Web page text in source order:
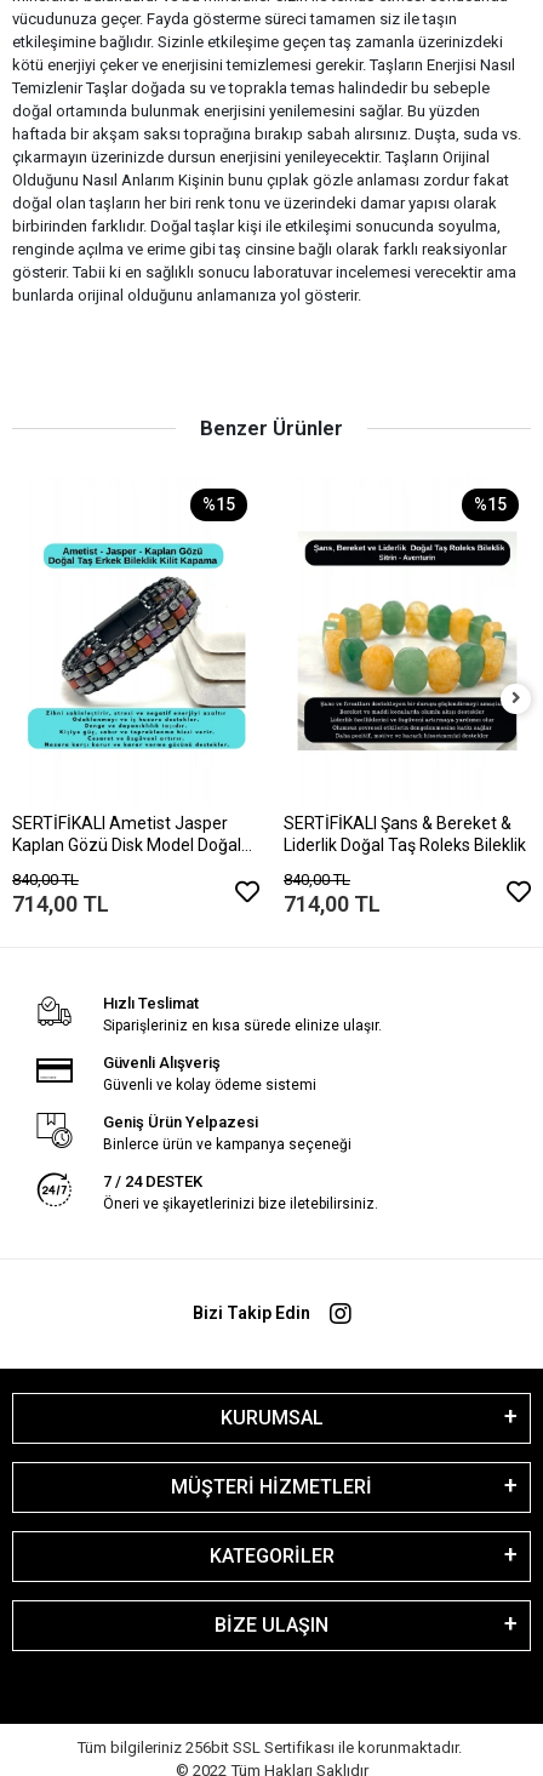
vücudunuza geçer. Fayda gösterme süreci tamamen siz ile taşın
etkileşimine bağlıdır. Sizinle etkileşime geçen taş zamanla üzerinizdeki
kötü enerjiyi çeker ve enerjisini temizlemesi gerekir. Taşların Enerjisi Nasıl
Temizlenir Taşlar doğada su ve toprakla temas halindedir bu sebeple
doğal ortamında bulunmak enerjisini yenilemesini sağlar. Bu yüzden
haftada bir akşam saksı toprağına bırakıp sabah alırsınız. Duşta, suda vs.
çıkarmayın üzerinizde dursun enerjisini yenileyecektir. Taşların Orijinal
Olduğunu Nasıl Anlarım Kişinin bunu çıplak gözle anlaması zordur fakat
doğal olan taşların her biri renk tonu ve üzerindeki damar yapısı olarak
birbirinden farklıdır. Doğal taşlar kişi ile etkileşimi sonucunda soyulma,
renginde açılma ve erime gibi taş cinsine bağlı olarak farklı reaksiyonlar
gösterir. Tabii ki en sağlıklı sonucu laboratuvar incelemesi verecektir ama
bunlarda orijinal olduğunu anlamanıza yol gösterir.
Benzer Ürünler
%15
SERTİFİKALI Ametist Jasper
Kaplan Gözü Disk Model Doğal
840,00 TL
714,00 TL
%15
SERTİFİKALI Şans & Bereket &
Liderlik Doğal Taş Roleks Bileklik
840,00 TL
714,00 TL
Hızlı Teslimat
Siparişleriniz en kısa sürede elinize ulaşır.
Güvenli Alışveriş
Güvenli ve kolay ödeme sistemi
Geniş Ürün Yelpazesi
Binlerce ürün ve kampanya seçeneği
7 / 24 DESTEK
Öneri ve şikayetlerinizi bize iletebilirsiniz.
Bizi Takip Edin
KURUMSAL
MÜŞTERİ HİZMETLERİ
KATEGORİLER
BİZE ULAŞIN
Tüm bilgileriniz 256bit SSL Sertifikası ile korunmaktadır.
© 2022 Tüm Hakları Saklıdır